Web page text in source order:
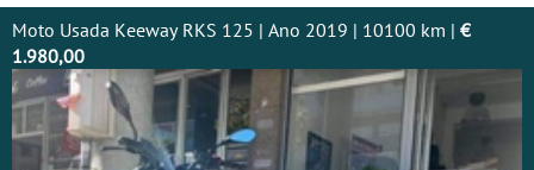
Moto Usada Keeway RKS 125 | Ano 2019 | 10100 km | €
1.980,00